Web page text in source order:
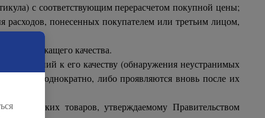
с соответствующим перерасчетом покупной цены;
расходов, понесенных покупателем или третьим лицом,
ненадлежащего качества.
требований к его качеству (обнаружения неустранимых
неоднократно, либо проявляются вновь после их
таких товаров, утверждаемому Правительством